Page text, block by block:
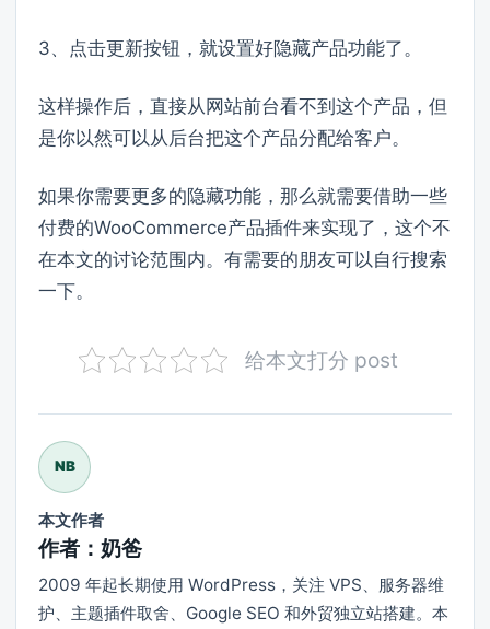
3、点击更新按钮，就设置好隐藏产品功能了。
这样操作后，直接从网站前台看不到这个产品，但
是你以然可以从后台把这个产品分配给客户。
如果你需要更多的隐藏功能，那么就需要借助一些
付费的WooCommerce产品插件来实现了，这个不
在本文的讨论范围内。有需要的朋友可以自行搜索
一下。
给本文打分 post
NB
本文作者
作者：奶爸
2009 年起长期使用 WordPress，关注 VPS、服务器维
护、主题插件取舍、Google SEO 和外贸独立站搭建。本